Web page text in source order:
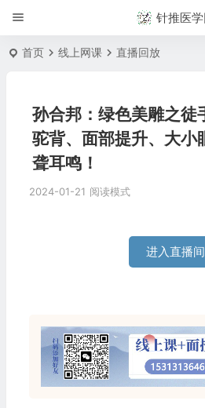
针推医
首页 线上网课 直播回放
孙合邦：绿色美雕之徒
驼背、面部提升、大小
聋耳鸣！
2024-01-21 阅读模式
进入直播间